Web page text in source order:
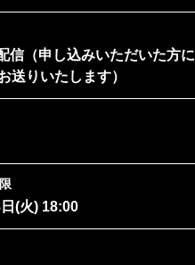
信（申し込みいただいた方に
送りいたします）
(火) 18:00